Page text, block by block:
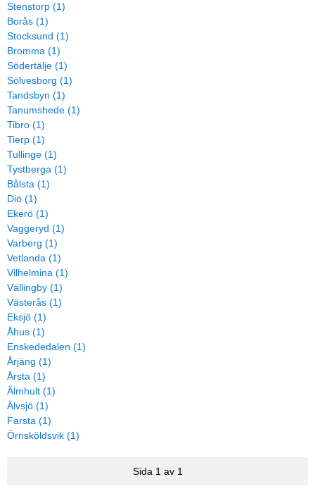
Stenstorp (1)
Borås (1)
Stocksund (1)
Bromma (1)
Södertälje (1)
Sölvesborg (1)
Tandsbyn (1)
Tanumshede (1)
Tibro (1)
Tierp (1)
Tullinge (1)
Tystberga (1)
Bålsta (1)
Diö (1)
Ekerö (1)
Vaggeryd (1)
Varberg (1)
Vetlanda (1)
Vilhelmina (1)
Vällingby (1)
Västerås (1)
Eksjö (1)
Åhus (1)
Enskededalen (1)
Årjäng (1)
Årsta (1)
Älmhult (1)
Älvsjö (1)
Farsta (1)
Örnsköldsvik (1)
Sida 1 av 1